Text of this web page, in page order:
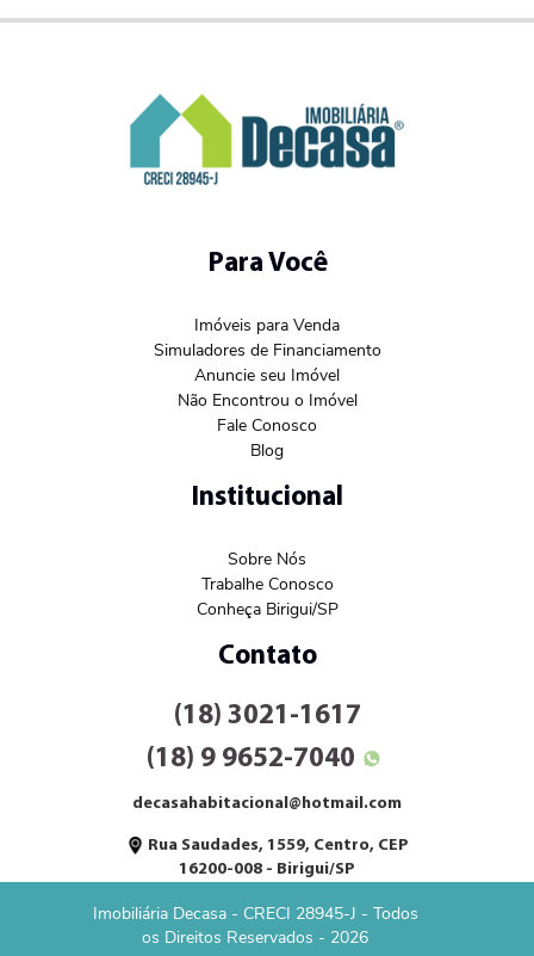
Para Você
Imóveis para Venda
Simuladores de Financiamento
Anuncie seu Imóvel
Não Encontrou o Imóvel
Fale Conosco
Blog
Institucional
Sobre Nós
Trabalhe Conosco
Conheça Birigui/SP
Contato
(18) 3021-1617
(18) 9 9652-7040
decasahabitacional@hotmail.com
Rua Saudades, 1559, Centro, CEP
16200-008 - Birigui/SP
Imobiliária Decasa - CRECI 28945-J - Todos
os Direitos Reservados - 2026